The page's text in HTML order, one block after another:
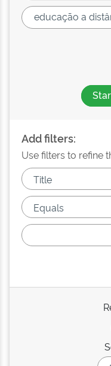
Add filters:
Use filters to refine